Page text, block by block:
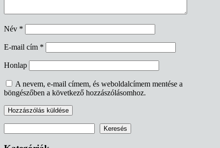
Név *
E-mail cím *
Honlap
A nevem, e-mail címem, és weboldalcímem mentése a
böngészőben a következő hozzászólásomhoz.
Keresés